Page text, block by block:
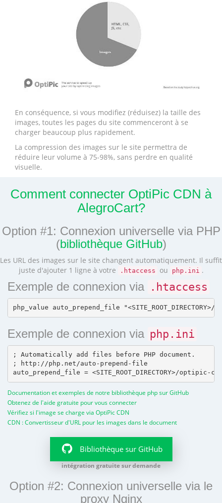
En conséquence, si vous modifiez (réduisez) la taille des
images, toutes les pages du site commenceront à se
charger beaucoup plus rapidement.
La compression des images sur le site permettra de
réduire leur volume à 75-98%, sans perdre en qualité
visuelle.
Comment connecter OptiPic CDN à
AlegroCart?
Option #1: Connexion universelle via PHP
(bibliothèque GitHub)
Les URL des images sur le site changent automatiquement. Il suffit
juste d'ajouter 1 ligne à votre
.htaccess ou php.ini .
Exemple de connexion via .htaccess
Exemple de connexion via php.ini
; Automatically add files before PHP document.
; http://php.net/auto-prepend-file
Documentation et exemples de notre bibliothèque php sur GitHub
Obtenez de l'aide gratuite pour vous connecter
Vérifiez si l'image se charge via OptiPic CDN
CDN : Convertisseur d'URL pour les images dans le document
Bibliothèque sur GitHub
intégration gratuite sur demande
Option #2: Connexion universelle via le
proxy Nginx